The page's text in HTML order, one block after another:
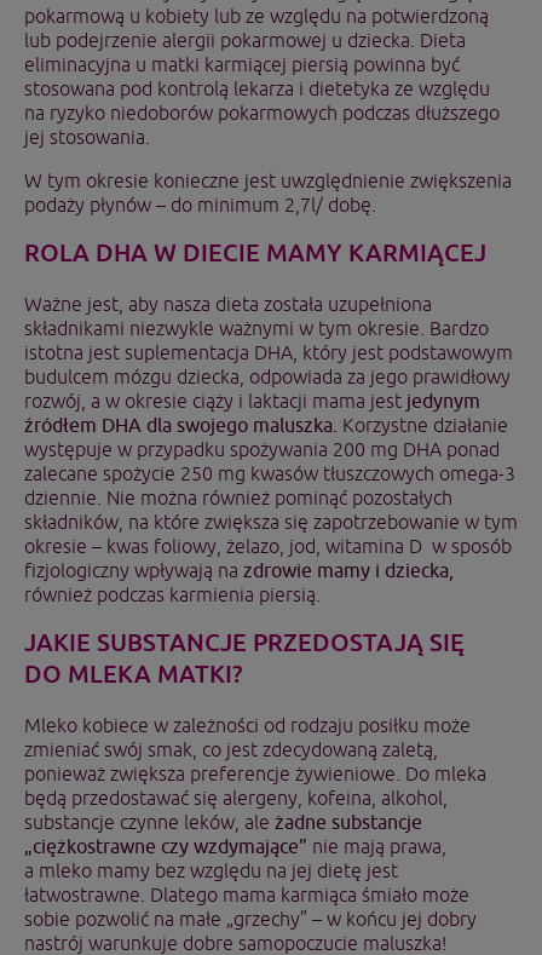
pokarmową u kobiety lub ze względu na potwierdzoną
lub podejrzenie alergii pokarmowej u dziecka. Dieta
eliminacyjna u matki karmiącej piersią powinna być
stosowana pod kontrolą lekarza i dietetyka ze względu
na ryzyko niedoborów pokarmowych podczas dłuższego
jej stosowania.
W tym okresie konieczne jest uwzględnienie zwiększenia
podaży płynów – do minimum 2,7l/ dobę.
ROLA DHA W DIECIE MAMY KARMIĄCEJ
Ważne jest, aby nasza dieta została uzupełniona
składnikami niezwykle ważnymi w tym okresie. Bardzo
istotna jest suplementacja DHA, który jest podstawowym
budulcem mózgu dziecka, odpowiada za jego prawidłowy
rozwój, a w okresie ciąży i laktacji mama jest jedynym
źródłem DHA dla swojego maluszka. Korzystne działanie
występuje w przypadku spożywania 200 mg DHA ponad
zalecane spożycie 250 mg kwasów tłuszczowych omega-3
dziennie. Nie można również pominąć pozostałych
składników, na które zwiększa się zapotrzebowanie w tym
okresie – kwas foliowy, żelazo, jod, witamina D w sposób
fizjologiczny wpływają na zdrowie mamy i dziecka,
również podczas karmienia piersią.
JAKIE SUBSTANCJE PRZEDOSTAJĄ SIĘ
DO MLEKA MATKI?
Mleko kobiece w zależności od rodzaju posiłku może
zmieniać swój smak, co jest zdecydowaną zaletą,
ponieważ zwiększa preferencje żywieniowe. Do mleka
będą przedostawać się alergeny, kofeina, alkohol,
substancje czynne leków, ale żadne substancje
„ciężkostrawne czy wzdymające” nie mają prawa,
a mleko mamy bez względu na jej dietę jest
łatwostrawne. Dlatego mama karmiąca śmiało może
sobie pozwolić na małe „grzechy” – w końcu jej dobry
nastrój warunkuje dobre samopoczucie maluszka!